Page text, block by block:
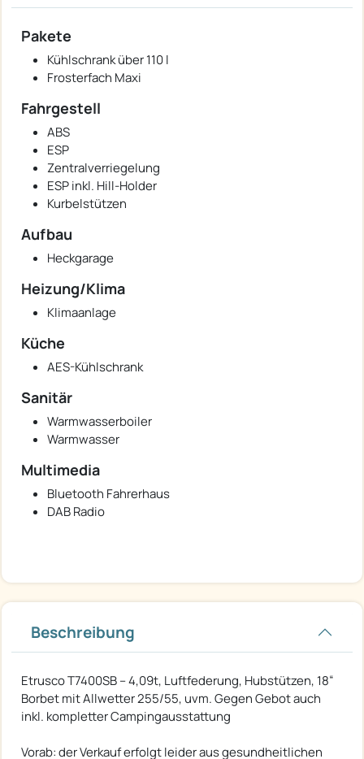
Pakete
Kühlschrank über 110 l
Frosterfach Maxi
Fahrgestell
ABS
ESP
Zentralverriegelung
ESP inkl. Hill-Holder
Kurbelstützen
Aufbau
Heckgarage
Heizung/Klima
Klimaanlage
Küche
AES-Kühlschrank
Sanitär
Warmwasserboiler
Warmwasser
Multimedia
Bluetooth Fahrerhaus
DAB Radio
Beschreibung
Etrusco T7400SB – 4,09t, Luftfederung, Hubstützen, 18“
Borbet mit Allwetter 255/55, uvm. Gegen Gebot auch
inkl. kompletter Campingausstattung
Vorab: der Verkauf erfolgt leider aus gesundheitlichen